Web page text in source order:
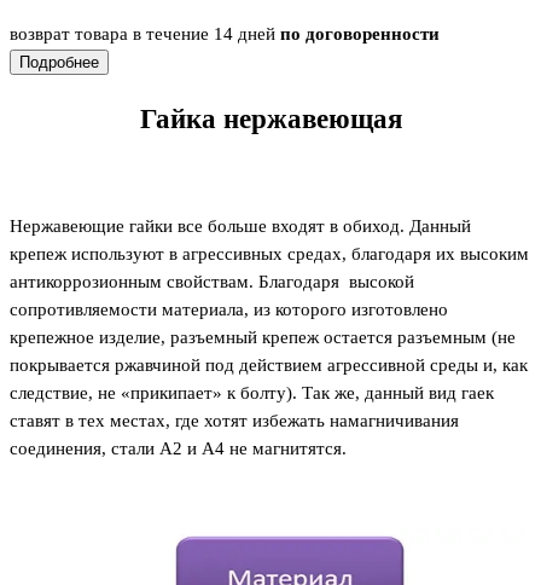
возврат товара в течение 14 дней по договоренности
Подробнее
Гайка нержавеющая
Нержавеющие гайки все больше входят в обиход. Данный
крепеж используют в агрессивных средах, благодаря их высоким
антикоррозионным свойствам. Благодаря высокой
сопротивляемости материала, из которого изготовлено
крепежное изделие, разъемный крепеж остается разъемным (не
покрывается ржавчиной под действием агрессивной среды и, как
следствие, не «прикипает» к болту). Так же, данный вид гаек
ставят в тех местах, где хотят избежать намагничивания
соединения, стали А2 и А4 не магнитятся.